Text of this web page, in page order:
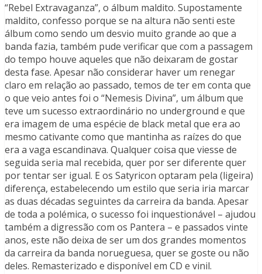
“Rebel Extravaganza”, o álbum maldito. Supostamente
maldito, confesso porque se na altura não senti este
álbum como sendo um desvio muito grande ao que a
banda fazia, também pude verificar que com a passagem
do tempo houve aqueles que não deixaram de gostar
desta fase. Apesar não considerar haver um renegar
claro em relação ao passado, temos de ter em conta que
o que veio antes foi o “Nemesis Divina”, um álbum que
teve um sucesso extraordinário no underground e que
era imagem de uma espécie de black metal que era ao
mesmo cativante como que mantinha as raízes do que
era a vaga escandinava. Qualquer coisa que viesse de
seguida seria mal recebida, quer por ser diferente quer
por tentar ser igual. E os Satyricon optaram pela (ligeira)
diferença, estabelecendo um estilo que seria iria marcar
as duas décadas seguintes da carreira da banda. Apesar
de toda a polémica, o sucesso foi inquestionável – ajudou
também a digressão com os Pantera – e passados vinte
anos, este não deixa de ser um dos grandes momentos
da carreira da banda norueguesa, quer se goste ou não
deles. Remasterizado e disponível em CD e vinil.